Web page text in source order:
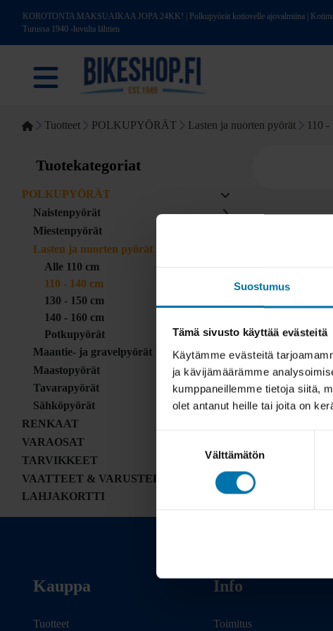
Suostumus
Tämä sivusto käyttää evästeitä
Käytämme evästeitä
ja kävijämäärämme
kumppaneillemme tietoja siitä,
olet antanut heille tai joita on
Välttämätön
KOROTONTA MAKSUAIKAA JOPA 24KK! | Polkupyörät kotiovelle ajovalmiina |
Turussa 1940 -luvulta lähtien
Tuotteet POLKUPYÖRÄT Lasten ja nuorten pyörät 110 -
Tuotekategoriat
POLKUPYÖRÄT
Naistenpyörät
Miestenpyörät
Lasten ja nuorten pyörät
Alle 110 cm
110 - 140 cm
130 - 150 cm
140 - 160 cm
Potkupyörät
Maantie- ja gravelpyörät
Maastopyörät
Tavarapyörät
Sähköpyörät
RENKAAT
VARAOSAT
TARVIKKEET
VAATTEET & VARUSTEET
LAHJAKORTTI
Kauppa
Tuotteet
Info
Toimitus